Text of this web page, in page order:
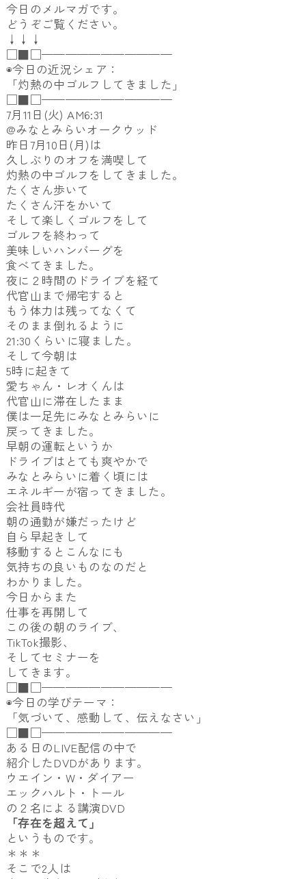
今日のメルマガです。
どうぞご覧ください。
↓↓↓
□■□———————————
◉今日の近況シェア：
「灼熱の中ゴルフしてきました」
□■□———————————
7月11日(火) AM6:31
@みなとみらいオークウッド
昨日7月10日(月)は
久しぶりのオフを満喫して
灼熱の中ゴルフをしてきました。
たくさん歩いて
たくさん汗をかいて
そして楽しくゴルフをして
ゴルフを終わって
美味しいハンバーグを
食べてきました。
夜に２時間のドライブを経て
代官山まで帰宅すると
もう体力は残ってなくて
そのまま倒れるように
21:30くらいに寝ました。
そして今朝は
5時に起きて
愛ちゃん・レオくんは
代官山に滞在したまま
僕は一足先にみなとみらいに
戻ってきました。
早朝の運転というか
ドライブはとても爽やかで
みなとみらいに着く頃には
エネルギーが宿ってきました。
会社員時代
朝の通勤が嫌だったけど
自ら早起きして
移動するとこんなにも
気持ちの良いものなのだと
わかりました。
今日からまた
仕事を再開して
この後の朝のライブ、
TikTok撮影、
そしてセミナーを
してきます。
□■□———————————
◉今日の学びテーマ：
「気づいて、感動して、伝えなさい」
□■□———————————
ある日のLIVE配信の中で
紹介したDVDがあります。
ウエイン・W・ダイアー
エックハルト・トール
の２名による講演DVD
「存在を超えて」
というものです。
＊＊＊
そこで2人は